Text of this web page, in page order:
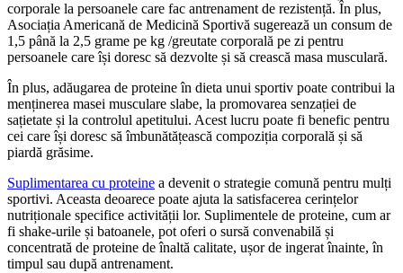
corporale la persoanele care fac antrenament de rezistență. În plus,
Asociația Americană de Medicină Sportivă sugerează un consum de
1,5 până la 2,5 grame pe kg /greutate corporală pe zi pentru
persoanele care își doresc să dezvolte și să crească masa musculară.
În plus, adăugarea de proteine în dieta unui sportiv poate contribui la
menținerea masei musculare slabe, la promovarea senzației de
sațietate și la controlul apetitului. Acest lucru poate fi benefic pentru
cei care își doresc să îmbunătățească compoziția corporală și să
piardă grăsime.
Suplimentarea cu proteine ​​a devenit o strategie comună pentru mulți
sportivi. Aceasta deoarece poate ajuta la satisfacerea cerințelor
nutriționale specifice activității lor. Suplimentele de proteine, cum ar
fi shake-urile și batoanele, pot oferi o sursă convenabilă și
concentrată de proteine de înaltă calitate, ușor de ingerat înainte, în
timpul sau după antrenament.